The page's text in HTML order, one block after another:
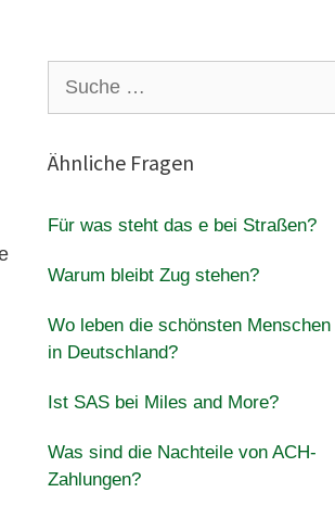
nach:
Ähnliche Fragen
Für was steht das e bei Straßen?
Warum bleibt Zug stehen?
Wo leben die schönsten Menschen
in Deutschland?
Ist SAS bei Miles and More?
Was sind die Nachteile von ACH-
Zahlungen?